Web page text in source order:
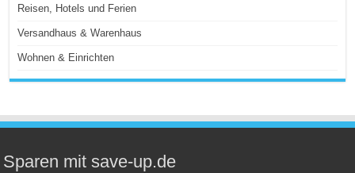
Reisen, Hotels und Ferien
Versandhaus & Warenhaus
Wohnen & Einrichten
Sparen mit save-up.de